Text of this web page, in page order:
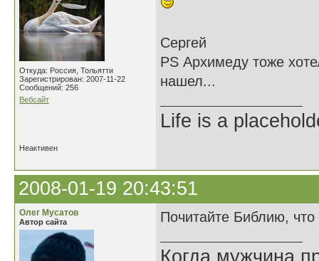
Откуда: Россия, Тольятти
Зарегистрирован: 2007-11-22
Сообщений: 256
Вебсайт
Сергей
PS Архимеду тоже
нашел...
Life is a
Неактивен
2008-01-19 20:43:51
Олег Мусатов
Автор сайта Почитайте Библию,
Когда мужчина